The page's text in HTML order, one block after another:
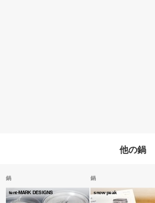
他の鍋
鍋
tent-MARK DESIGNS
鍋
snow peak